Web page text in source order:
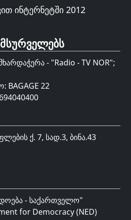
ინტერნეტში 2012
- "Radio - TV NOR";
BAGAGE 22
ქ. 7, სად.3, ბინა.43
- საქართველო"
for Democracy (NED)